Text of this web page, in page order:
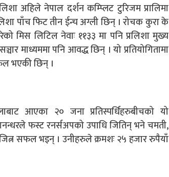
अहिले नेपाल दर्शन कम्प्लिट टुरिजम प्रालिमा
पाँच फिट तीन ईन्च अग्ली छिन् । रोचक कुरा के
लिटिल नेवाः ११३३ मा पनि प्रलिशा मुख्य
माध्यममा पनि आवद्ध छिन् । यो प्रतियोगितामा
भएकी छिन् ।
आएका २० जना प्रतिस्पर्धिहरुबीचको यो
फस्ट रनर्सअपको उपाधि जितिन् भने चमती,
सफल भइन् । उनीहरुले क्रमशः २५ हजार रुपैयाँ